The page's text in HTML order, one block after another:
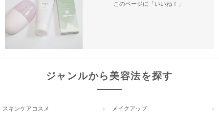
このページに「いいね！」
ジャンルから美容法を探す
スキンケアコスメ  メイクアップ 